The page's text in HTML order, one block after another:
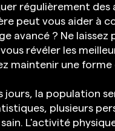
régulièrement des
peut vous aider à
avancé ? Ne
révéler les
maintenir une
jours, la population
plusieurs
sain. L'activité